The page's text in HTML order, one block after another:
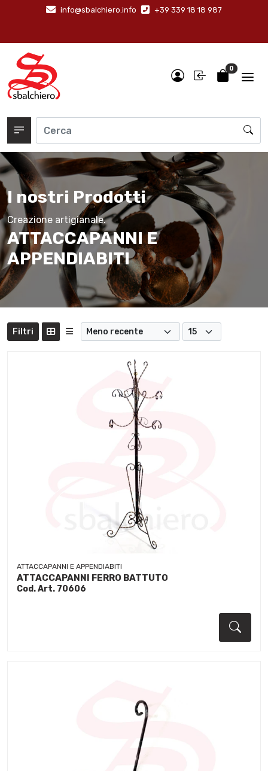
info@sbalchiero.info +39 339 18 18 987
0
I nostri Prodotti
Creazione artigianale.
ATTACCAPANNI E
APPENDIABITI
Filtri
ATTACCAPANNI E APPENDIABITI
ATTACCAPANNI FERRO BATTUTO
Cod. Art. 70606